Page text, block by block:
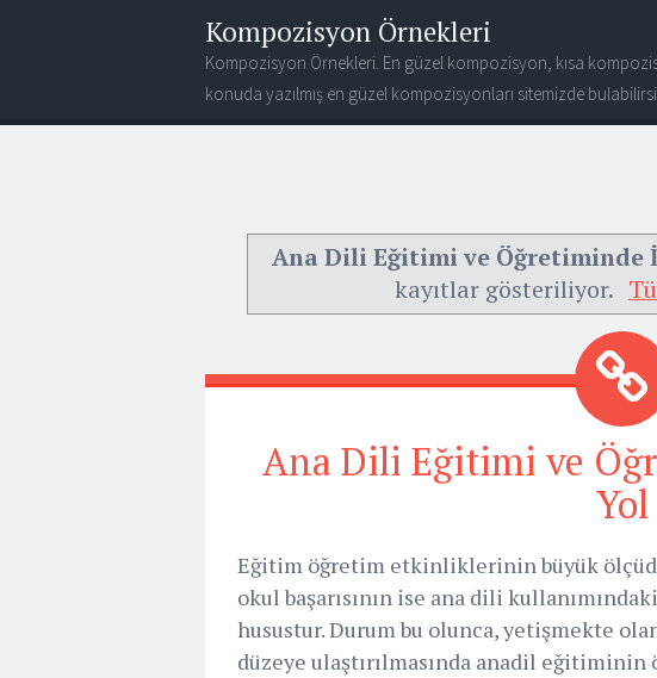
Kompozisyon Örnekleri
Kompozisyon Örnekleri. En güzel kompozisyon, kısa
konuda yazılmış en güzel kompozisyonları sitemizde
Ana Dili Eğitimi ve Öğretiminde
kayıtlar gösteriliyor.
Ana Dili Eğitimi ve
Yol
Eğitim öğretim etkinliklerinin büyük
okul başarısının ise ana dili
husustur. Durum bu olunca, yetişmekte
düzeye ulaştırılmasında anadil eğitiminin